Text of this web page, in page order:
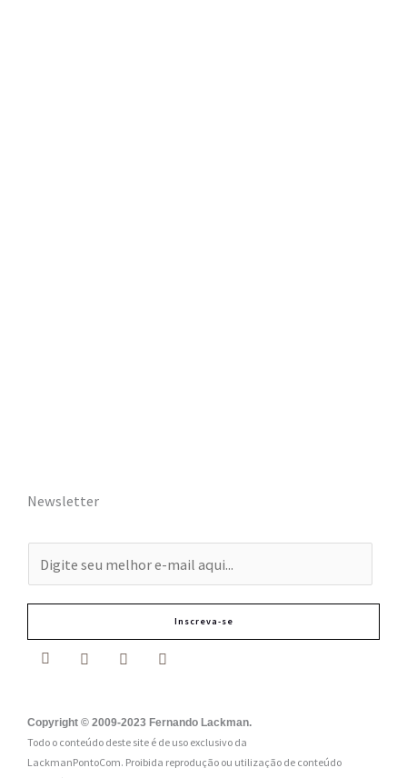
Newsletter
-
m
a
:
*
Inscreva-se
Copyright © 2009-2023 Fernando Lackman.
Todo o conteúdo deste site é de uso exclusivo da
LackmanPontoCom. Proibida reprodução ou utilização de conteúdo